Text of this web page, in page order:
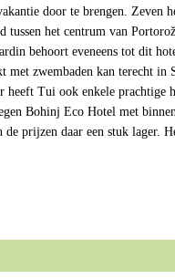
door te brengen. Zeven
het centrum van
behoort eveneens tot dit
zwembaden kan terecht in
Tui ook enkele prachtige
Bohinj Eco Hotel met
prijzen daar een stuk lager.